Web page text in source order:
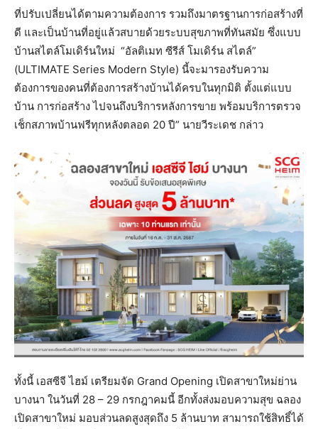
ที่ปรับเปลี่ยนได้ตามความต้องการ รวมถึงมาตรฐานการก่อสร้างที่
ดี และเป็นบ้านที่อยู่แล้วสบายด้วยระบบสุขภาพที่ทันสมัย ซึ่งแบบ
บ้านสไตล์โมเดิร์นใหม่ “อัลติเมท ซีรีส์ โมเดิร์น สไตล์”
(ULTIMATE Series Modern Style) นี้จะมารองรับความ
ต้องการของคนที่ต้องการสร้างบ้านได้ครบในทุกมิติ ตั้งแต่แบบ
บ้าน การก่อสร้าง ไปจนถึงบริการหลังการขาย พร้อมบริการตรวจ
เช็กสภาพบ้านฟรีทุกหลังตลอด 20 ปี” นายวีระเดช กล่าว
ทั้งนี้ เอสซีจี ไฮม์ เตรียมจัด Grand Opening เปิดสาขาใหม่ย่าน
บางนา ในวันที่ 28 – 29 กรกฎาคมนี้ อีกทั้งส่งมอบความสุข ฉลอง
เปิดสาขาใหม่ มอบส่วนลดสูงสุดถึง 5 ล้านบาท สามารถใช้สิทธิ์ได้